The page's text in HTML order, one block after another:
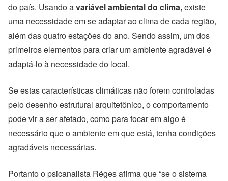
do país. Usando avariável ambiental do clima,existe
uma necessidade em se adaptar ao clima de cada região,
além das quatro estações do ano. Sendo assim, um dos
primeiros elementos para criar um ambiente agradável é
adaptá-lo à necessidade do local.
Se estas características climáticas não forem controladas
pelo desenho estrutural arquitetônico, o comportamento
pode vir a ser afetado, como para focar em algo é
necessário que o ambiente em que está, tenha condições
agradáveis necessárias.
Portanto o psicanalista Réges afirma que “se o sistema